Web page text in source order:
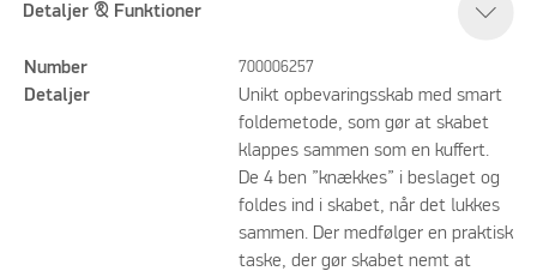
Detaljer & Funktioner
Number 700006257
Detaljer
Unikt opbevaringsskab med smart
foldemetode, som gør at skabet
klappes sammen som en kuffert.
De 4 ben ”knækkes” i beslaget og
foldes ind i skabet, når det lukkes
sammen. Der medfølger en praktisk
taske, der gør skabet nemt at